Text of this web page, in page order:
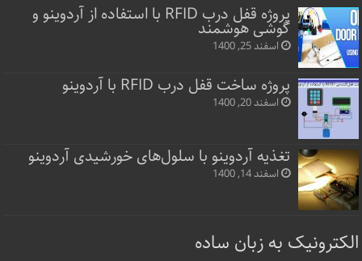
پروژه قفل‌ درب RFID با استفاده از آردوینو و
گوشی هوشمند
اسفند 25, 1400
پروژه ساخت قفل‌ درب RFID با آردوینو
اسفند 20, 1400
تغذیه آردوینو با سلول‌های خورشیدی آردوینو
اسفند 14, 1400
الکترونیک به زبان ساده